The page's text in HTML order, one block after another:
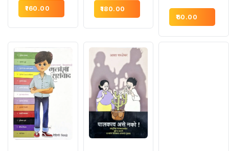
160.00 180.00
60.00